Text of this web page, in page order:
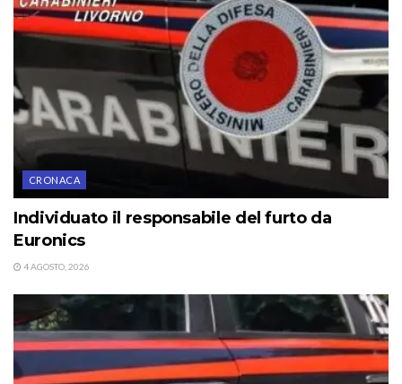
CRONACA
Individuato il responsabile del furto da
Euronics
4 AGOSTO, 2026